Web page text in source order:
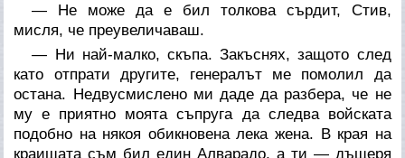
— Не може да е бил толкова сърдит, Стив,
мисля, че преувеличаваш.
— Ни най-малко, скъпа. Закъснях, защото след
като отпрати другите, генералът ме помолил да
остана. Недвусмислено ми даде да разбера, че не
му е приятно моята съпруга да следва войската
подобно на някоя обикновена лека жена. В края на
краищата съм бил един Алварадо, а ти — дъщеря